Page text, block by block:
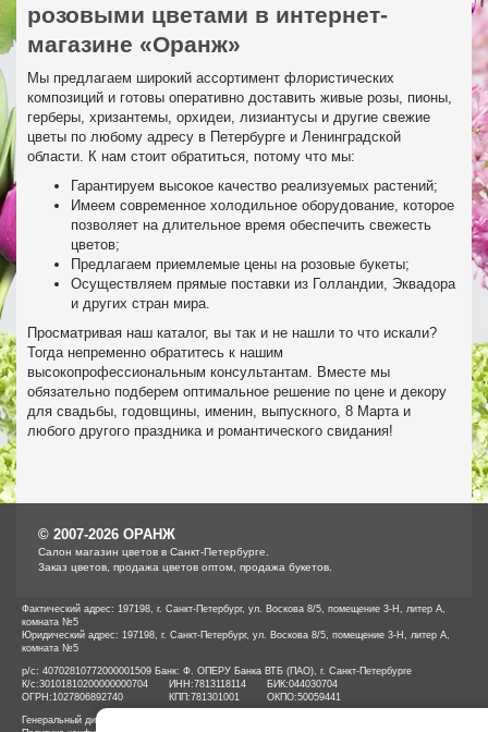
розовыми цветами в интернет-
магазине «Оранж»
Мы предлагаем широкий ассортимент флористических
композиций и готовы оперативно доставить живые розы, пионы,
герберы, хризантемы, орхидеи, лизиантусы и другие свежие
цветы по любому адресу в Петербурге и Ленинградской
области. К нам стоит обратиться, потому что мы:
Гарантируем высокое качество реализуемых растений;
Имеем современное холодильное оборудование, которое
позволяет на длительное время обеспечить свежесть
цветов;
Предлагаем приемлемые цены на розовые букеты;
Осуществляем прямые поставки из Голландии, Эквадора
и других стран мира.
Просматривая наш каталог, вы так и не нашли то что искали?
Тогда непременно обратитесь к нашим
высокопрофессиональным консультантам. Вместе мы
обязательно подберем оптимальное решение по цене и декору
для свадьбы, годовщины, именин, выпускного, 8 Марта и
любого другого праздника и романтического свидания!
© 2007-2026 ОРАНЖ
Cалон магазин цветов в Санкт-Петербурге.
Заказ цветов, продажа цветов оптом, продажа букетов.
Фактический адрес: 197198, г. Санкт-Петербург, ул. Воскова 8/5, помещение 3-Н, литер А,
комната №5
Юридический адрес: 197198, г. Санкт-Петербург, ул. Воскова 8/5, помещение 3-Н, литер А,
комната №5
р/с: 40702810772000001509 Банк: Ф. ОПЕРУ Банка ВТБ (ПАО), г. Санкт-Петербурге
К/с:30101810200000000704 ИНН:7813118114 БИК:044030704
ОГРН:1027806892740 КПП:781301001 ОКПО:50059441
Генеральный директор ООО «ОРАНЖ» Иванов А.Е.